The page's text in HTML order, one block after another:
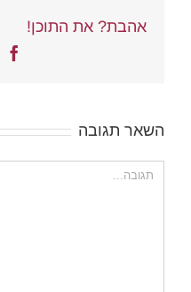
אהבת? את התוכן!
השאר תגובה
הערה